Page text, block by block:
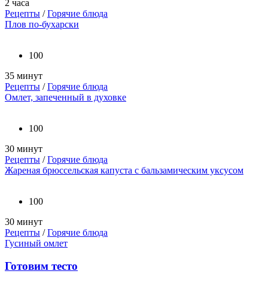
2 часа
Рецепты /Горячие блюда
Плов по-бухарски
100
35 минут
Рецепты /Горячие блюда
Омлет, запеченный в духовке
100
30 минут
Рецепты /Горячие блюда
Жареная брюссельская капуста с бальзамическим уксусом
100
30 минут
Рецепты /Горячие блюда
Гусиный омлет
Готовим тесто